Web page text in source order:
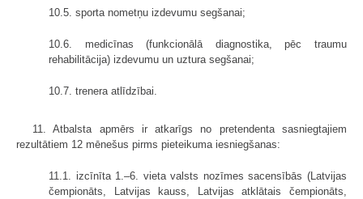
10.5. sporta nometņu izdevumu segšanai;
10.6. medicīnas (funkcionālā diagnostika, pēc traumu
rehabilitācija) izdevumu un uztura segšanai;
10.7. trenera atlīdzībai.
11. Atbalsta apmērs ir atkarīgs no pretendenta sasniegtajiem
rezultātiem 12 mēnešus pirms pieteikuma iesniegšanas:
11.1. izcīnīta 1.–6. vieta valsts nozīmes sacensībās (Latvijas
čempionāts, Latvijas kauss, Latvijas atklātais čempionāts,